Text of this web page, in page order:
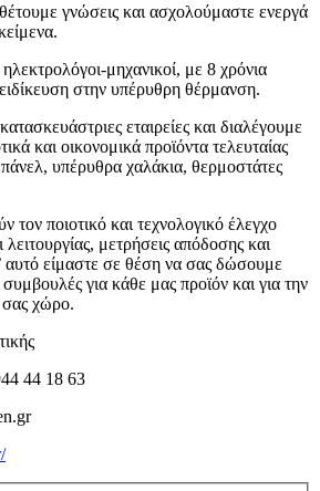
γνώσεις και ασχολούμαστε ενεργά
μηχανικοί, με 8 χρόνια
στην υπέρυθρη θέρμανση.
εταιρείες και διαλέγουμε
και οικονομικά προϊόντα τελευταίας
υπέρυθρα χαλάκια, θερμοστάτες
τον ποιοτικό και τεχνολογικό έλεγχο
μετρήσεις απόδοσης και
είμαστε σε θέση να σας δώσουμε
για κάθε μας προϊόν και για την
σας χώρο.
44 18 63